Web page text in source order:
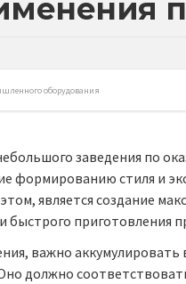
оборудования
заведения по
формированию стиля и
является создание
быстрого приготовления
важно
должно